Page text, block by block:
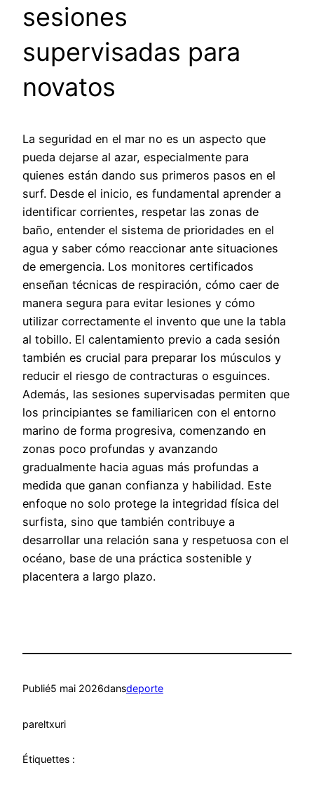
sesiones
supervisadas para
novatos
La seguridad en el mar no es un aspecto que
pueda dejarse al azar, especialmente para
quienes están dando sus primeros pasos en el
surf. Desde el inicio, es fundamental aprender a
identificar corrientes, respetar las zonas de
baño, entender el sistema de prioridades en el
agua y saber cómo reaccionar ante situaciones
de emergencia. Los monitores certificados
enseñan técnicas de respiración, cómo caer de
manera segura para evitar lesiones y cómo
utilizar correctamente el invento que une la tabla
al tobillo. El calentamiento previo a cada sesión
también es crucial para preparar los músculos y
reducir el riesgo de contracturas o esguinces.
Además, las sesiones supervisadas permiten que
los principiantes se familiaricen con el entorno
marino de forma progresiva, comenzando en
zonas poco profundas y avanzando
gradualmente hacia aguas más profundas a
medida que ganan confianza y habilidad. Este
enfoque no solo protege la integridad física del
surfista, sino que también contribuye a
desarrollar una relación sana y respetuosa con el
océano, base de una práctica sostenible y
placentera a largo plazo.
Publié5 mai 2026dansdeporte
pareltxuri
Étiquettes :